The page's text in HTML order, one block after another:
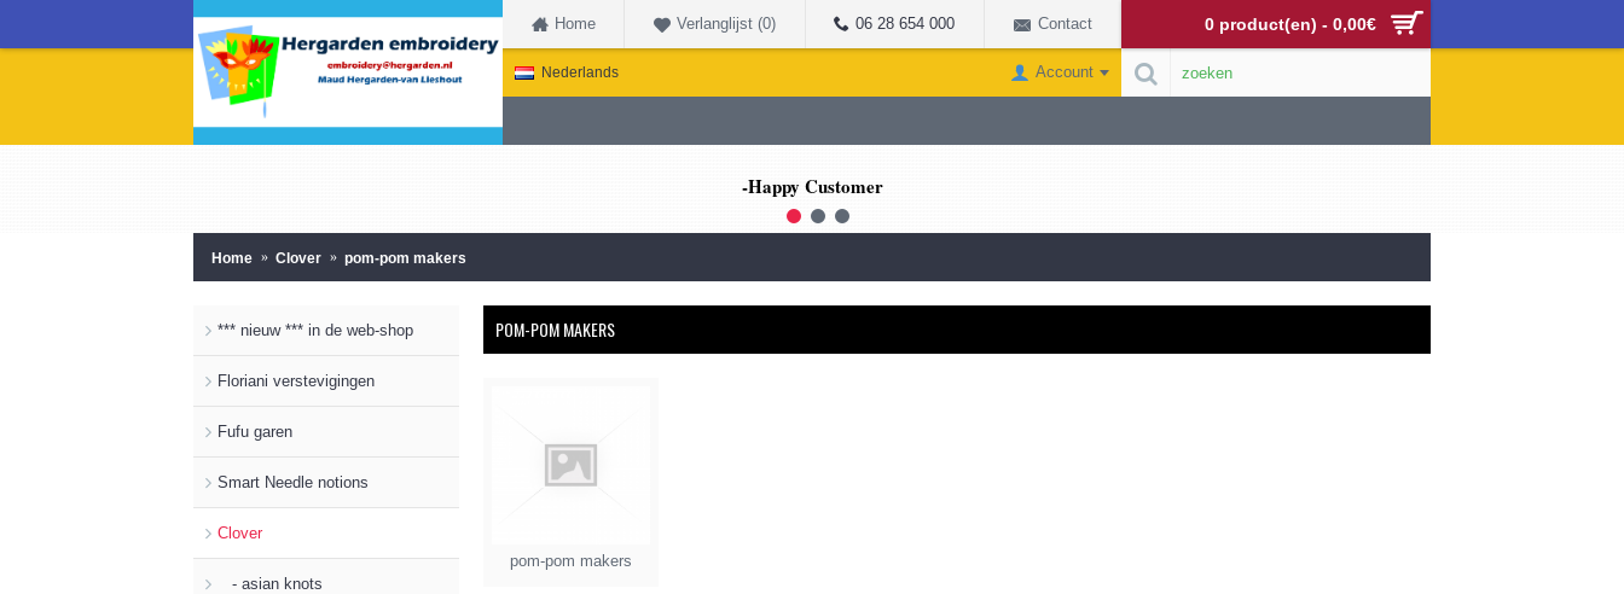
Home Verlanglijst (0) 06 28 654 000 Contact 0 product(en) - 0,00€
Nederlands Account
1 2 3
Home Clover pom-pom makers
*** nieuw *** in de web-shop
Floriani verstevigingen
Fufu garen
Smart Needle notions
Clover
- asian knots
POM-POM MAKERS
pom-pom makers